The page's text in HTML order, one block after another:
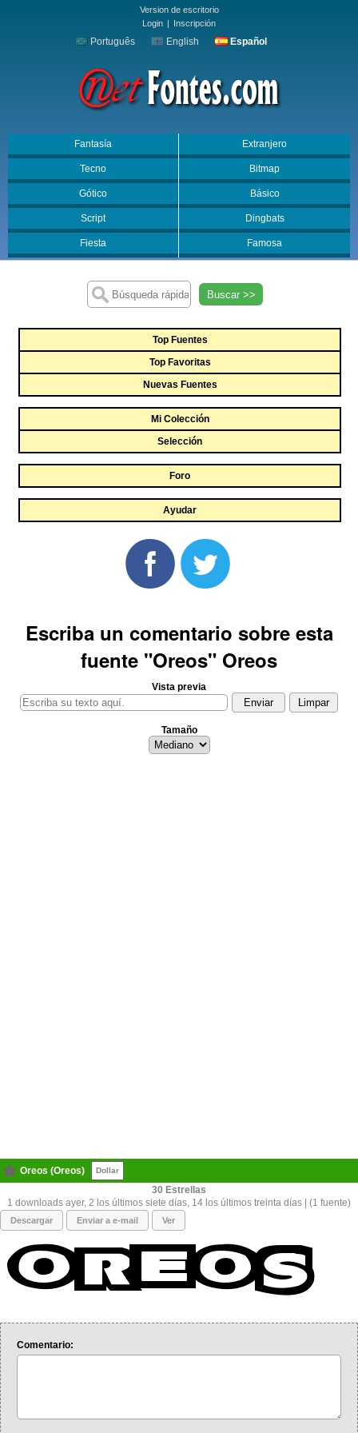
Version de escritorio
Login | Inscripción
Português English Español
Fantasía Extranjero
Tecno Bitmap
Gótico Básico
Script Dingbats
Fiesta Famosa
Buscar >>
Top Fuentes
Top Favoritas
Nuevas Fuentes
Mi Colección
Selección
Foro
Ayudar
Escriba un comentario sobre esta
fuente "Oreos" Oreos
Vista previa
Tamaño
Oreos (Oreos) Dollar
30
1 downloads ayer, 2 los últimos siete días, 14 los últimos treinta días | (1 fuente)
Descargar Enviar a e-mail Ver
Comentario: